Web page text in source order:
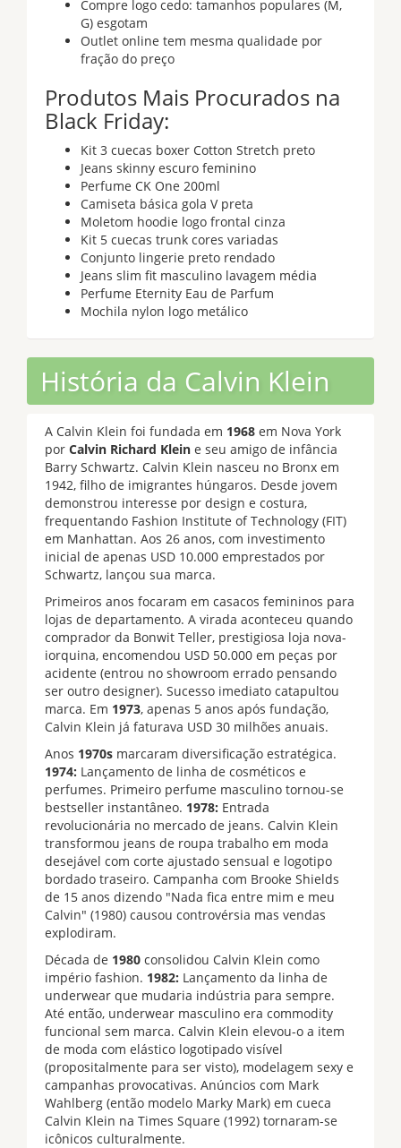
Compre logo cedo: tamanhos populares (M,
G) esgotam
Outlet online tem mesma qualidade por
fração do preço
Produtos Mais Procurados na
Black Friday:
Kit 3 cuecas boxer Cotton Stretch preto
Jeans skinny escuro feminino
Perfume CK One 200ml
Camiseta básica gola V preta
Moletom hoodie logo frontal cinza
Kit 5 cuecas trunk cores variadas
Conjunto lingerie preto rendado
Jeans slim fit masculino lavagem média
Perfume Eternity Eau de Parfum
Mochila nylon logo metálico
História da Calvin Klein
A Calvin Klein foi fundada em 1968 em Nova York
por Calvin Richard Klein e seu amigo de infância
Barry Schwartz. Calvin Klein nasceu no Bronx em
1942, filho de imigrantes húngaros. Desde jovem
demonstrou interesse por design e costura,
frequentando Fashion Institute of Technology (FIT)
em Manhattan. Aos 26 anos, com investimento
inicial de apenas USD 10.000 emprestados por
Schwartz, lançou sua marca.
Primeiros anos focaram em casacos femininos para
lojas de departamento. A virada aconteceu quando
comprador da Bonwit Teller, prestigiosa loja nova-
iorquina, encomendou USD 50.000 em peças por
acidente (entrou no showroom errado pensando
ser outro designer). Sucesso imediato catapultou
marca. Em 1973, apenas 5 anos após fundação,
Calvin Klein já faturava USD 30 milhões anuais.
Anos 1970s marcaram diversificação estratégica.
1974: Lançamento de linha de cosméticos e
perfumes. Primeiro perfume masculino tornou-se
bestseller instantâneo. 1978: Entrada
revolucionária no mercado de jeans. Calvin Klein
transformou jeans de roupa trabalho em moda
desejável com corte ajustado sensual e logotipo
bordado traseiro. Campanha com Brooke Shields
de 15 anos dizendo "Nada fica entre mim e meu
Calvin" (1980) causou controvérsia mas vendas
explodiram.
Década de 1980 consolidou Calvin Klein como
império fashion. 1982: Lançamento da linha de
underwear que mudaria indústria para sempre.
Até então, underwear masculino era commodity
funcional sem marca. Calvin Klein elevou-o a item
de moda com elástico logotipado visível
(propositalmente para ser visto), modelagem sexy e
campanhas provocativas. Anúncios com Mark
Wahlberg (então modelo Marky Mark) em cueca
Calvin Klein na Times Square (1992) tornaram-se
icônicos culturalmente.